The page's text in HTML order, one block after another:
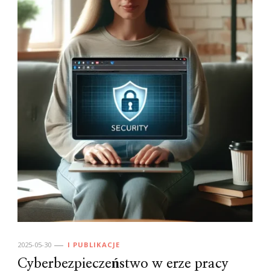
2025-05-30 I PUBLIKACJE
Cyberbezpieczeństwo w erze pracy